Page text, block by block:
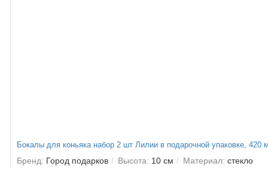
Бокалы для коньяка набор 2 шт Лилии в подарочной упаковке, 420
Бренд: Город подарков Высота: 10 см Материал: стекло